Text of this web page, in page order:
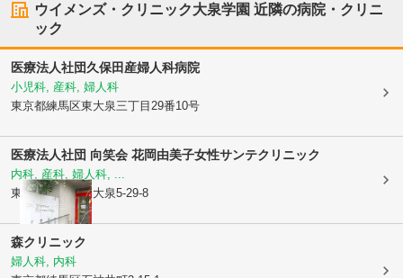
ウイメンズ・クリニック大泉学園 近隣の病院・クリニ
ック
医療法人社団久保田産婦人科病院
小児科, 産科, 婦人科
東京都練馬区東大泉三丁目29番10号
医療法人社団 向笑会 花岡由美子女性サンテクリニック
内科, 産科, 婦人科, ...
東京都練馬区東大泉5-29-8
森クリニック
婦人科, 内科